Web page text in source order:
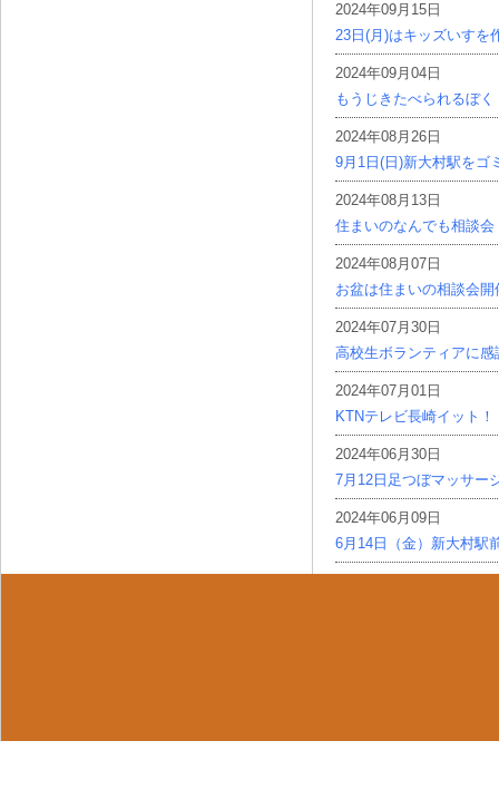
2024年09月15日
23日(月)はキッズいすを
2024年09月04日
もうじきたべられるぼく
2024年08月26日
9月1日(日)新大村駅をゴ
2024年08月13日
住まいのなんでも相談会
2024年08月07日
お盆は住まいの相談会開
2024年07月30日
高校生ボランティアに感
2024年07月01日
KTNテレビ長崎イット！
2024年06月30日
7月12日足つぼマッサー
2024年06月09日
6月14日（金）新大村駅